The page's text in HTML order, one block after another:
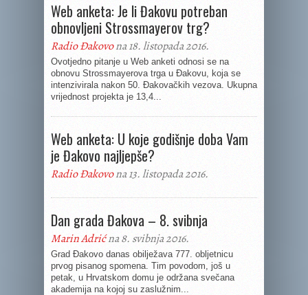
Web anketa: Je li Đakovu potreban
obnovljeni Strossmayerov trg?
Radio Đakovona 18. listopada 2016.
Ovotjedno pitanje u Web anketi odnosi se na
obnovu Strossmayerova trga u Đakovu, koja se
intenzivirala nakon 50. Đakovačkih vezova. Ukupna
vrijednost projekta je 13,4...
Web anketa: U koje godišnje doba Vam
je Đakovo najljepše?
Radio Đakovona 13. listopada 2016.
Dan grada Đakova – 8. svibnja
Marin Adrićna 8. svibnja 2016.
Grad Đakovo danas obilježava 777. obljetnicu
prvog pisanog spomena. Tim povodom, još u
petak, u Hrvatskom domu je održana svečana
akademija na kojoj su zaslužnim...